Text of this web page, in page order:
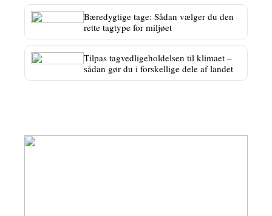
Bæredygtige tage: Sådan vælger du den
rette tagtype for miljøet
Tilpas tagvedligeholdelsen til klimaet –
sådan gør du i forskellige dele af landet